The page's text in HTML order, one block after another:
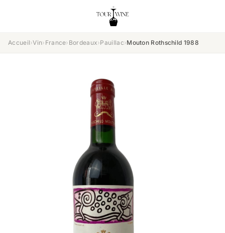
Accueil›Vin› France› Bordeaux›Pauillac›Mouton Rothschild 1988